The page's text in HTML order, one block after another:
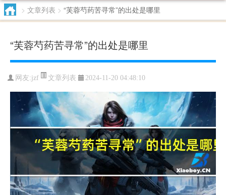
> 文章列表 > “芙蓉芍药苦寻常”的出处是哪里
“芙蓉芍药苦寻常”的出处是哪里
网友:jzf 文章列表 2024-11-20 04:48:10